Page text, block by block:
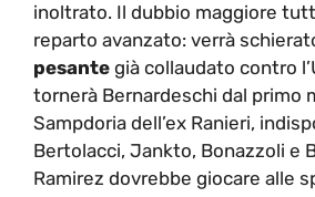
inoltrato. Il dubbio maggiore
reparto avanzato: verrà
pesante già collaudato contro
tornerà Bernardeschi dal primo
Sampdoria dell’ex Ranieri,
Bertolacci, Jankto, Bonazzoli e
Ramirez dovrebbe giocare alle